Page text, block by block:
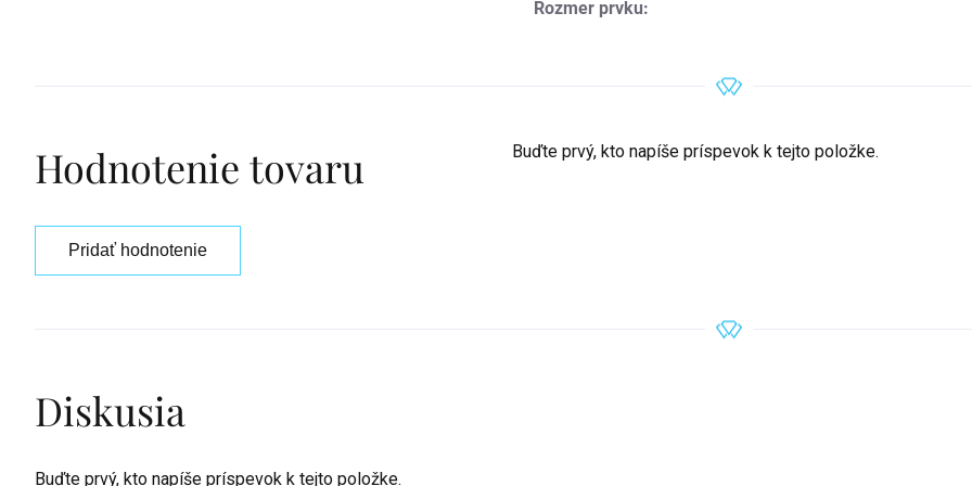
Rozmer prvku:
Hodnotenie tovaru Buďte prvý, kto napíše príspevok k tejto položke.
Pridať hodnotenie
Diskusia
Buďte prvý, kto napíše príspevok k tejto položke.